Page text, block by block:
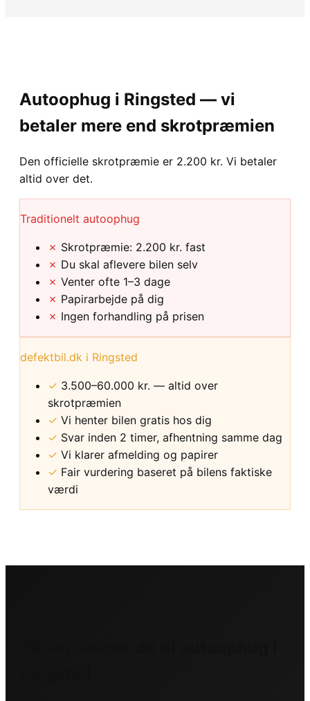
Autoophug i Ringsted — vi
betaler mere end skrotpræmien
Den officielle skrotpræmie er 2.200 kr. Vi betaler
altid over det.
Traditionelt autoophug
✗ Skrotpræmie: 2.200 kr. fast
✗ Du skal aflevere bilen selv
✗ Venter ofte 1–3 dage
✗ Papirarbejde på dig
✗ Ingen forhandling på prisen
defektbil.dk i Ringsted
✓ 3.500–60.000 kr. — altid over
skrotpræmien
✓ Vi henter bilen gratis hos dig
✓ Svar inden 2 timer, afhentning samme dag
✓ Vi klarer afmelding og papirer
✓ Fair vurdering baseret på bilens faktiske
værdi